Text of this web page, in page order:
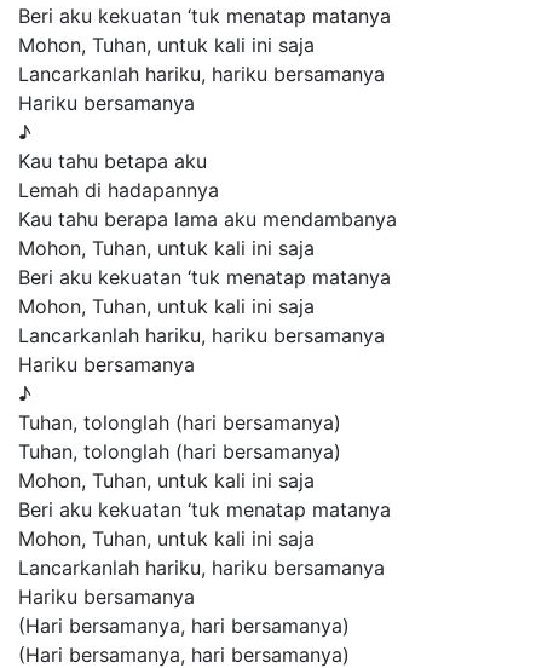
Beri aku kekuatan ‘tuk menatap matanya
Mohon, Tuhan, untuk kali ini saja
Lancarkanlah hariku, hariku bersamanya
Hariku bersamanya
♪
Kau tahu betapa aku
Lemah di hadapannya
Kau tahu berapa lama aku mendambanya
Mohon, Tuhan, untuk kali ini saja
Beri aku kekuatan ‘tuk menatap matanya
Mohon, Tuhan, untuk kali ini saja
Lancarkanlah hariku, hariku bersamanya
Hariku bersamanya
♪
Tuhan, tolonglah (hari bersamanya)
Tuhan, tolonglah (hari bersamanya)
Mohon, Tuhan, untuk kali ini saja
Beri aku kekuatan ‘tuk menatap matanya
Mohon, Tuhan, untuk kali ini saja
Lancarkanlah hariku, hariku bersamanya
Hariku bersamanya
(Hari bersamanya, hari bersamanya)
(Hari bersamanya, hari bersamanya)